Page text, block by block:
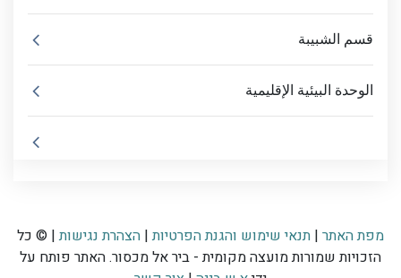
قسم الشبيبة
الوحدة البيئية الإقليمية
מפת האתר | תנאי שימוש והגנת הפרטיות| הצהרת נגישות| © כל
הזכויות שמורות מועצה מקומית - ביר אל מכסור. האתר פותח על